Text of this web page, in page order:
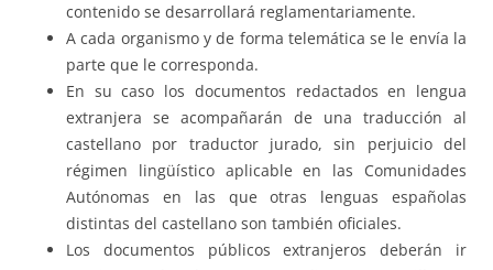
contenido se desarrollará reglamentariamente.
A cada organismo y de forma telemática se le envía la
parte que le corresponda.
En su caso los documentos redactados en lengua
extranjera se acompañarán de una traducción al
castellano por traductor jurado, sin perjuicio del
régimen lingüístico aplicable en las Comunidades
Autónomas en las que otras lenguas españolas
distintas del castellano son también oficiales.
Los documentos públicos extranjeros deberán ir